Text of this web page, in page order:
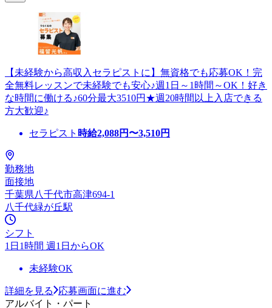
【未経験から高収入セラピストに】無資格でも応募OK！完
全無料レッスンで未経験でも安心♪週1日～1時間～OK！好き
な時間に働ける♪60分最大3510円★週20時間以上入店できる
方大歓迎♪
セラピスト 時給2,088円〜3,510円
勤務地
面接地
千葉県八千代市高津694-1
八千代緑が丘駅
シフト
1日1時間 週1日からOK
未経験OK
詳細を見る
応募画面に進む
アルバイト・パート